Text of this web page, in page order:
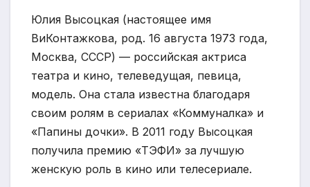
Юлия Высоцкая (настоящее имя
ВиКонтажкова, род. 16 августа 1973 года,
Москва, СССР) — российская актриса
театра и кино, телеведущая, певица,
модель. Она стала известна благодаря
своим ролям в сериалах «Коммуналка» и
«Папины дочки». В 2011 году Высоцкая
получила премию «ТЭФИ» за лучшую
женскую роль в кино или телесериале.